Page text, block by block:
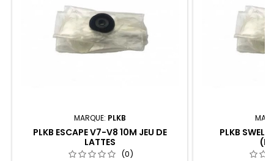
MARQUE: PLKB
PLKB ESCAPE V7-V8 10M JEU DE
LATTES
(0)
PLKB SWELL